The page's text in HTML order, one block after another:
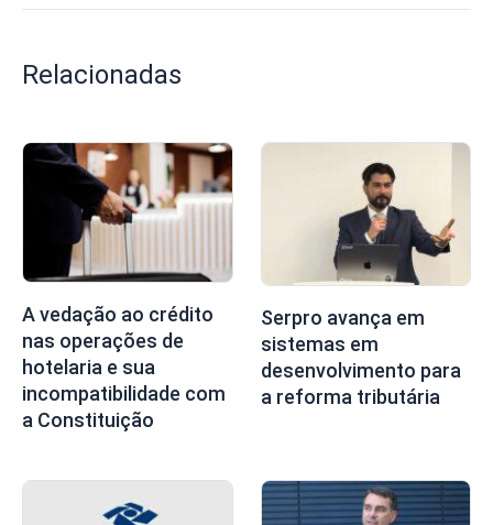
Relacionadas
A vedação ao crédito
nas operações de
hotelaria e sua
incompatibilidade com
a Constituição
Serpro avança em
sistemas em
desenvolvimento para
a reforma tributária